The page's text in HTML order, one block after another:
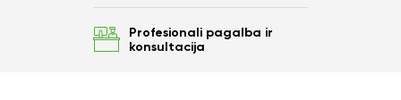
Profesionali pagalba ir
konsultacija